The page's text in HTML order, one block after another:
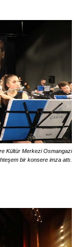
Kültür Merkezi Osmangazi
bir konsere imza attı.